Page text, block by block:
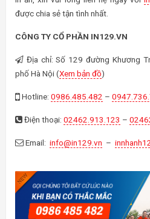
được chia sẻ tận tình nhất.
CÔNG TY CỔ PHẦN IN129.VN
Địa chỉ: Số 129 đường Khương
phố Hà Nội (Xem bản đồ)
Hotline: 0986.485.482 –
Điện thoại: 02462.913.123 –
Email: info@in129.vn –